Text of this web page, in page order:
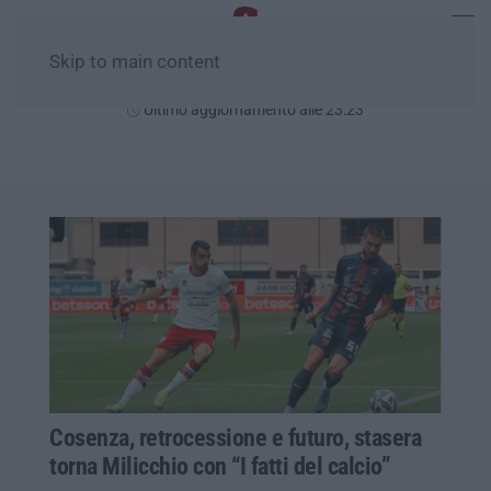
Skip to main content
Ultimo aggiornamento alle 23:23
Cosenza, retrocessione e futuro, stasera
torna Milicchio con “I fatti del calcio”